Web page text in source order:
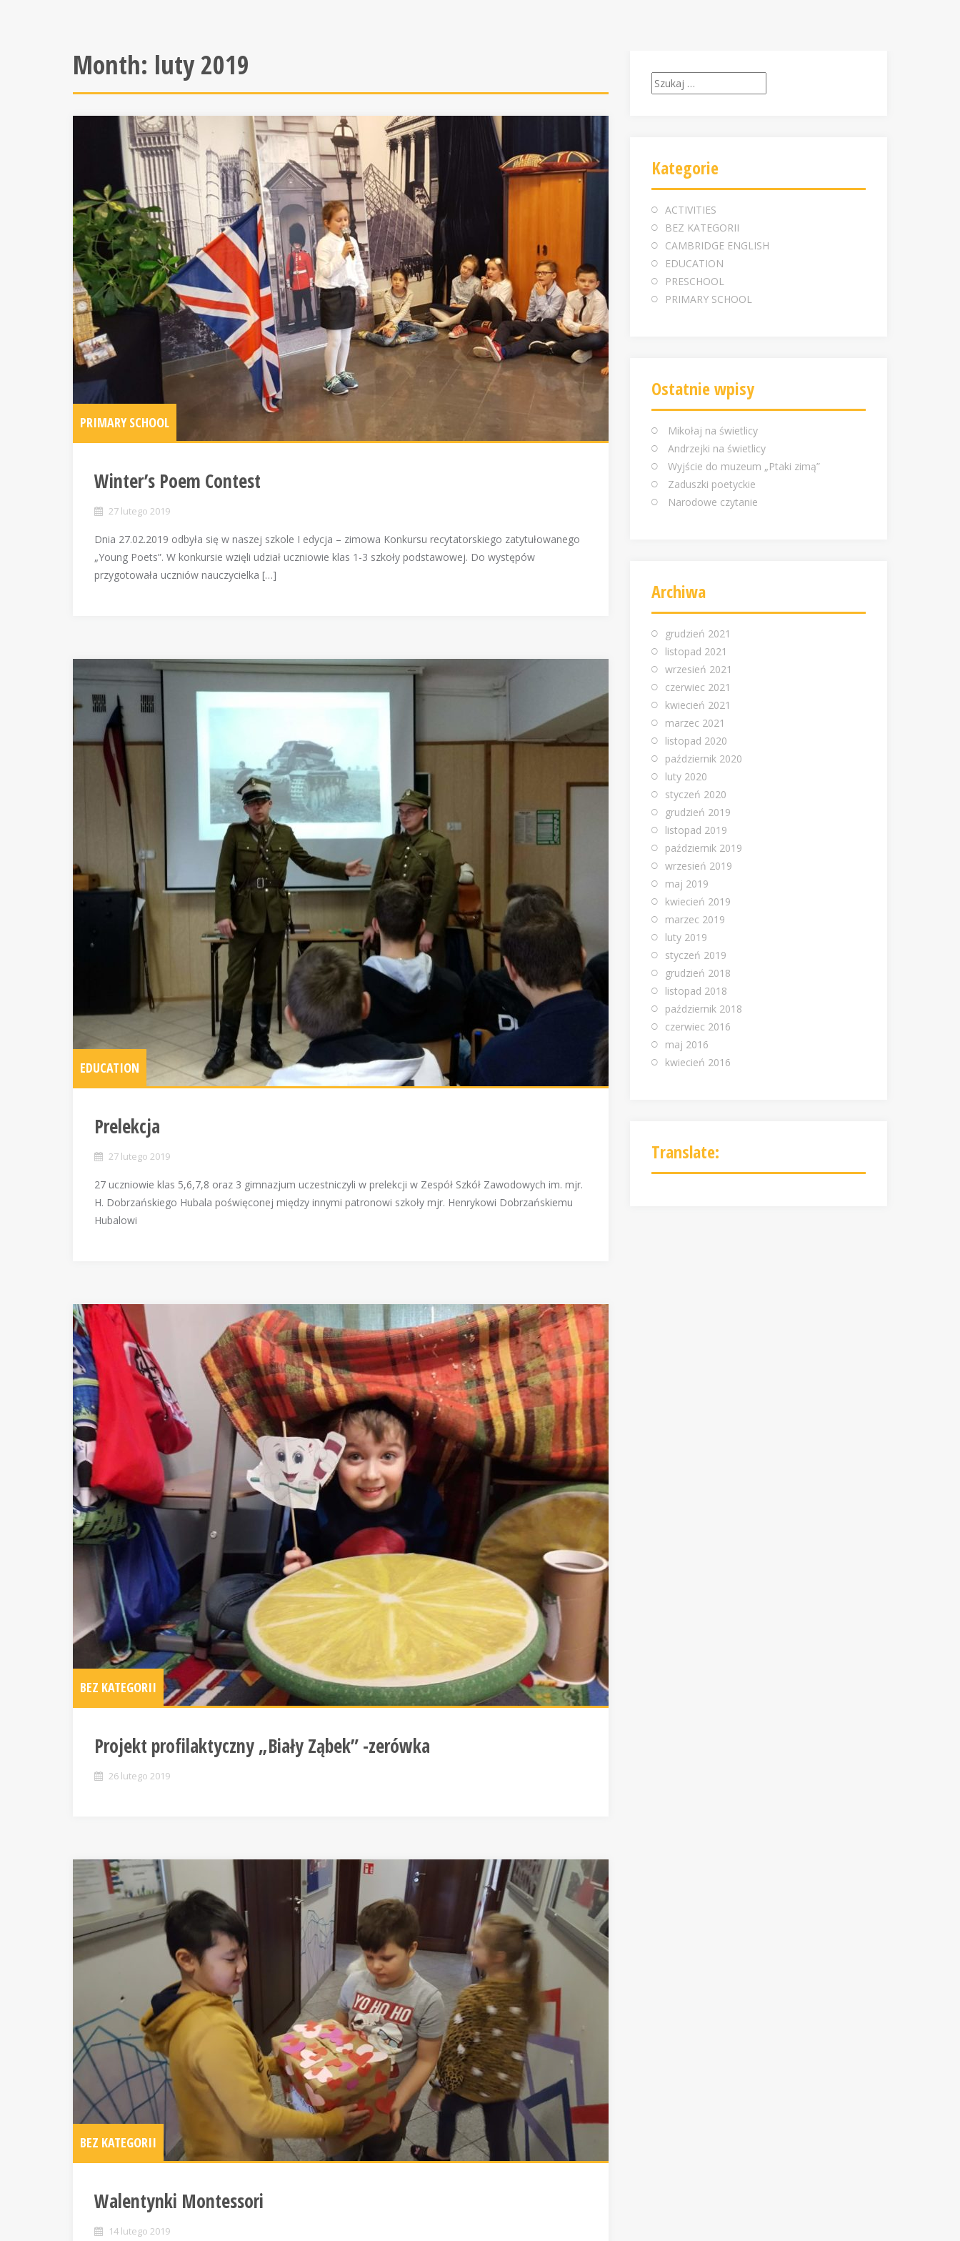
Month: luty 2019
PRIMARY SCHOOL
Winter’s Poem Contest
27 lutego 2019
Dnia 27.02.2019 odbyła się w naszej szkole I edycja – zimowa Konkursu recytatorskiego zatytułowanego
„Young Poets”. W konkursie wzięli udział uczniowie klas 1-3 szkoły podstawowej. Do występów
przygotowała uczniów nauczycielka […]
EDUCATION
Prelekcja
27 lutego 2019
27 uczniowie klas 5,6,7,8 oraz 3 gimnazjum uczestniczyli w prelekcji w Zespół Szkół Zawodowych im. mjr.
H. Dobrzańskiego Hubala poświęconej między innymi patronowi szkoły mjr. Henrykowi Dobrzańskiemu
Hubalowi
BEZ KATEGORII
Projekt profilaktyczny „Biały Ząbek” -zerówka
26 lutego 2019
BEZ KATEGORII
Walentynki Montessori
14 lutego 2019
S
z
:
Kategorie
ACTIVITIES
BEZ KATEGORII
CAMBRIDGE ENGLISH
EDUCATION
PRESCHOOL
PRIMARY SCHOOL
Ostatnie wpisy
Mikołaj na świetlicy
Andrzejki na świetlicy
Wyjście do muzeum „Ptaki zimą”
Zaduszki poetyckie
Narodowe czytanie
Archiwa
grudzień 2021
listopad 2021
wrzesień 2021
czerwiec 2021
kwiecień 2021
marzec 2021
listopad 2020
październik 2020
luty 2020
styczeń 2020
grudzień 2019
listopad 2019
październik 2019
wrzesień 2019
maj 2019
kwiecień 2019
marzec 2019
luty 2019
styczeń 2019
grudzień 2018
listopad 2018
październik 2018
czerwiec 2016
maj 2016
kwiecień 2016
Translate: